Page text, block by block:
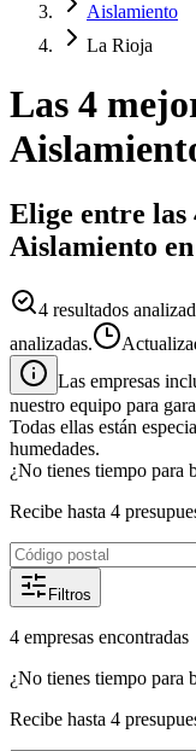
Aislamiento
La Rioja
Las 4
Elige entre las
Aislamiento
4 resultados
analizadas.
Las empresas
nuestro equipo para
Todas ellas están
humedades.
¿No tienes tiempo para
Recibe hasta 4
Filtros
4 empresas encontradas
¿No tienes tiempo para
Recibe hasta 4